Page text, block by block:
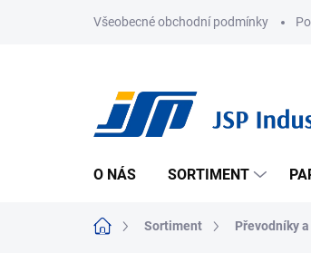
Všeobecné obchodní podmínky
O NÁS SORTIMENT
Domů Sortiment Převodníky